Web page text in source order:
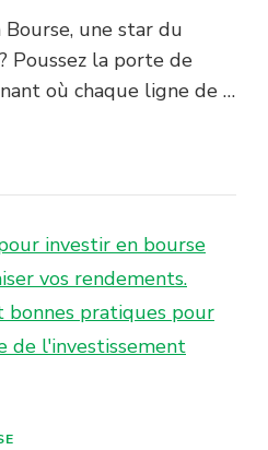
une star du
Poussez la porte de
où chaque ligne de …